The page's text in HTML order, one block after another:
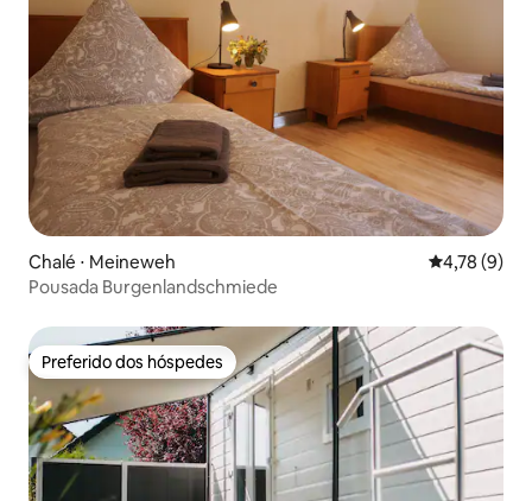
Chalé ⋅ Meineweh 4,78 de
4,78 (9)
Pousada Burgenlandschmiede
Preferido dos hóspedes
Preferido dos hóspedes